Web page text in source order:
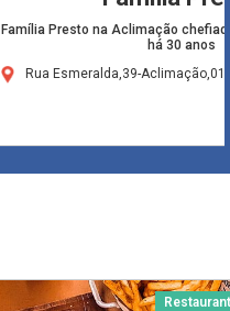
Família Presto na Aclimação
há 30 anos
Rua Esmeralda,39-